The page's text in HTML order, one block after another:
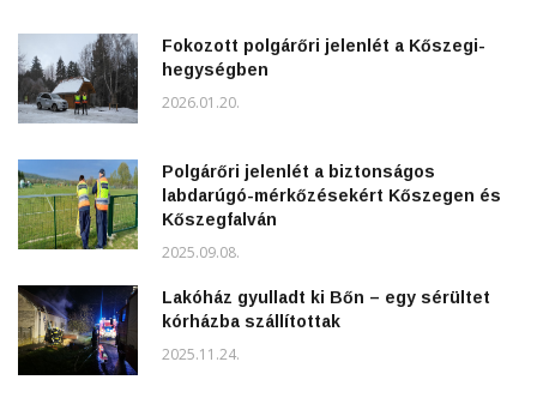
Fokozott polgárőri jelenlét a Kőszegi-
hegységben
2026.01.20.
Polgárőri jelenlét a biztonságos
labdarúgó-mérkőzésekért Kőszegen és
Kőszegfalván
2025.09.08.
Lakóház gyulladt ki Bőn – egy sérültet
kórházba szállítottak
2025.11.24.